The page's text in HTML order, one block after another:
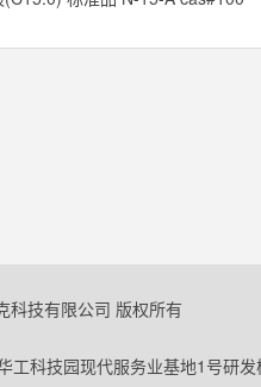
技有限公司 版权所有
工科技园现代服务业基地1号研